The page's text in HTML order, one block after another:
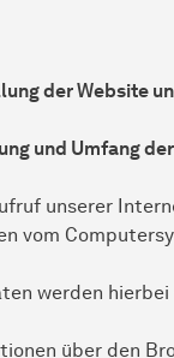
der Website
und Umfang
unserer
vom
werden hierbei
über den